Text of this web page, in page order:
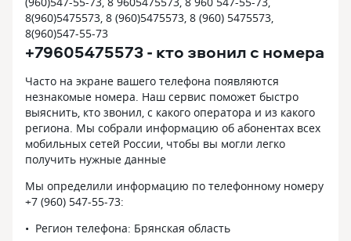
8(960)5475573, 8 (960)5475573, 8 (960) 5475573,
8(960)547-55-73
+79605475573 - кто звонил с номера
Часто на экране вашего телефона появляются
незнакомые номера. Наш сервис поможет быстро
выяснить, кто звонил, с какого оператора и из какого
региона. Мы собрали информацию об абонентах всех
мобильных сетей России, чтобы вы могли легко
получить нужные данные
Мы определили информацию по телефонному номеру
+7 (960) 547-55-73:
Регион телефона: Брянская область